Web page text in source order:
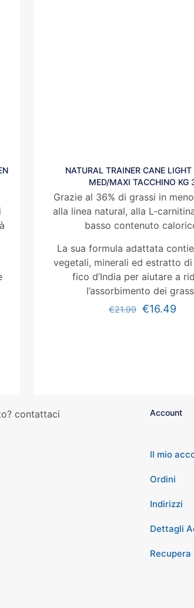
NATURAL TRAINER CANE LIGHT
MED/MAXI TACCHINO KG
Grazie al 36% di grassi in
alla linea natural, alla L-
basso contenuto
La sua formula adattata
vegetali, minerali ed estratto
fico d’India per aiutare a
l’assorbimento dei
€21.99 €16.49
contattaci
Account
Il mio
Ordini
Indirizzi
Dettagli